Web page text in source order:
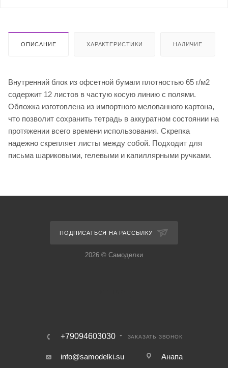
ОПИСАНИЕ ХАРАКТЕРИСТИКИ НАЛИЧИЕ
Внутренний блок из офсетной бумаги плотностью 65 г/м2
содержит 12 листов в частую косую линию с полями.
Обложка изготовлена из импортного мелованного картона,
что позволит сохранить тетрадь в аккуратном состоянии на
протяжении всего времени использования. Скрепка
надежно скрепляет листы между собой. Подходит для
письма шариковыми, гелевыми и капиллярными ручками.
ПОДПИСАТЬСЯ НА РАССЫЛКУ
2026 © Самоделки
+79094603030 ЗАКАЗАТЬ ЗВОНОК
info@samodelki.su Анапа